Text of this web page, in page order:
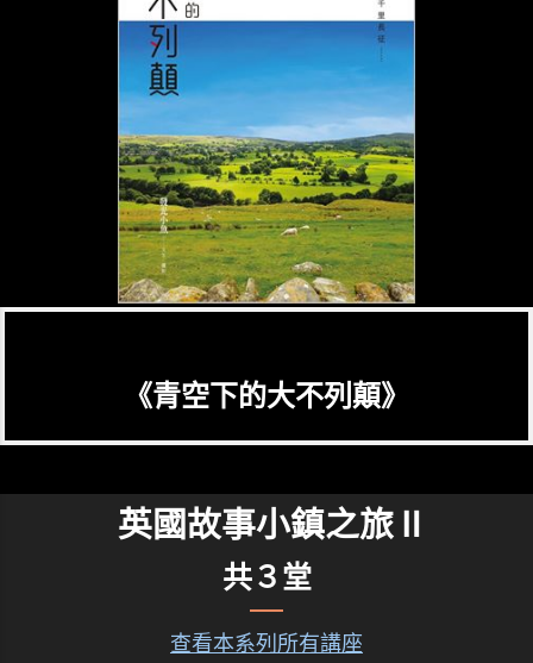
《青空下的大不列顛》
英國故事小鎮之旅Ⅱ
共３堂
查看本系列所有講座